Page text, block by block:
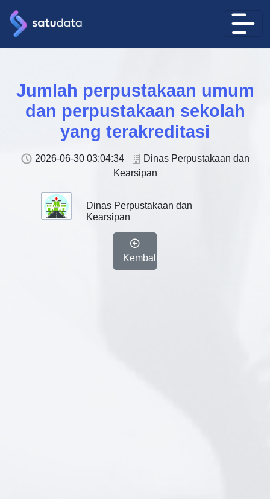
Jumlah perpustakaan umum
dan perpustakaan sekolah
yang terakreditasi
2026-06-30 03:04:34
Dinas Perpustakaan dan
Kearsipan
Dinas Perpustakaan dan
Kearsipan
Kembali